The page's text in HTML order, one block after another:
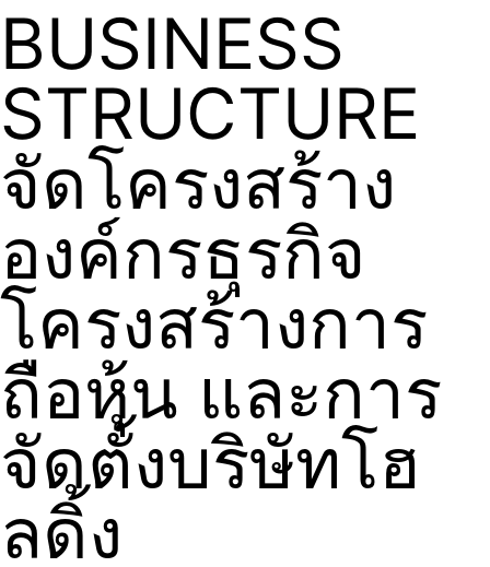
BUSINESS
STRUCTURE
จัดโครงสร้าง
องค์กรธุรกิจ
โครงสร้างการ
ถือหุ้น และการ
จัดตั้งบริษัทโฮ
ลดิ้ง